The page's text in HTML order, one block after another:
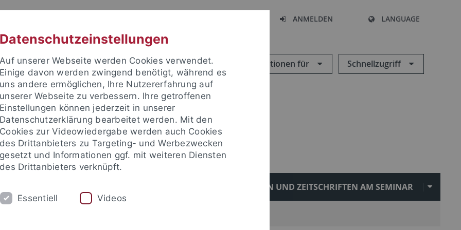
ANMELDEN LANGUAGE
Informationen für Schnellzugriff
REIHEN UND ZEITSCHRIFTEN AM SEMINAR
Datenschutzeinstellungen
Auf unserer Webseite werden Cookies verwendet.
Einige davon werden zwingend benötigt, während es
uns andere ermöglichen, Ihre Nutzererfahrung auf
unserer Webseite zu verbessern. Ihre getroffenen
Einstellungen können jederzeit in unserer
Datenschutzerklärung bearbeitet werden. Mit den
Cookies zur Videowiedergabe werden auch Cookies
des Drittanbieters zu Targeting- und Werbezwecken
gesetzt und Informationen ggf. mit weiteren Diensten
des Drittanbieters verknüpft.
Essentiell Videos